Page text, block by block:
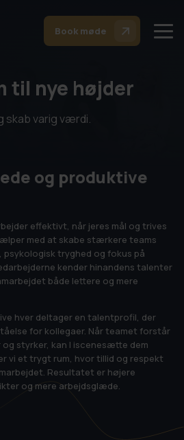
Book møde
til nye højder
skab varig værdi.
og produktive
effektivt, når jeres mål og trives
med at skabe stærkere teams
tryghed og fokus på
kender hinandens talenter
både lettere og mere
hver deltager en talentprofil, der
for kollegaer. Når teamet forstår
styrker, kan I iscenesætte dem
vi et trygt rum, hvor tillid og respekt
Resultatet er højere
og mere arbejdsglæde.